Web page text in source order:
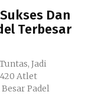
Dan
Terbesar
Jadi
Atlet
Padel